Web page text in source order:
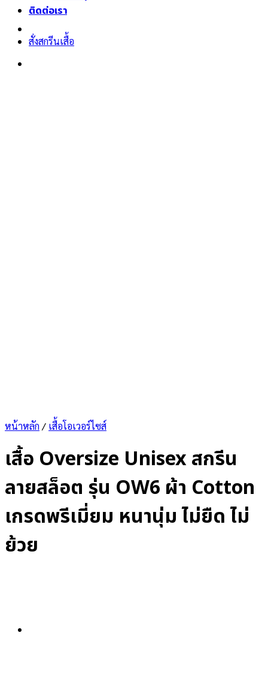
ติดต่อเรา
สั่งสกรีนเสื้อ
หน้าหลัก / เสื้อโอเวอร์ไซส์
เสื้อ Oversize Unisex สกรีน
ลายสล็อต รุ่น OW6 ผ้า Cotton
เกรดพรีเมี่ยม หนานุ่ม ไม่ยืด ไม่
ย้วย